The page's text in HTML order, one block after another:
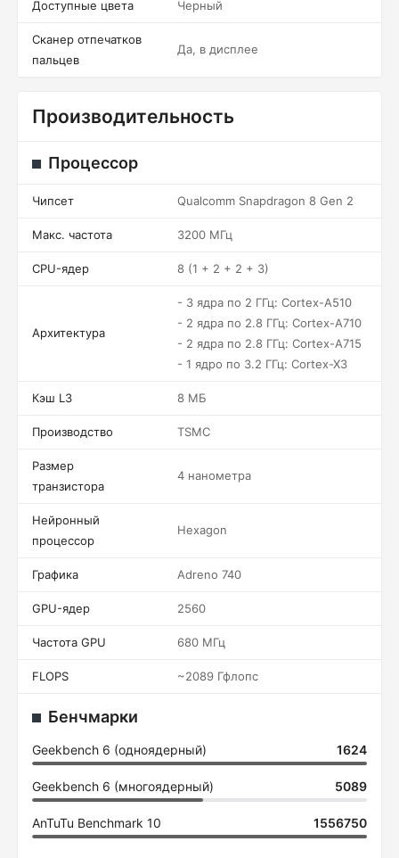
Доступные цвета Черный
Сканер отпечатков
пальцев
Да, в дисплее
Производительность
Процессор
Чипсет Qualcomm Snapdragon 8 Gen 2
Макс. частота 3200 МГц
CPU-ядер 8 (1 + 2 + 2 + 3)
Архитектура
- 3 ядра по 2 ГГц: Cortex-A510
- 2 ядра по 2.8 ГГц: Cortex-A710
- 2 ядра по 2.8 ГГц: Cortex-A715
- 1 ядро по 3.2 ГГц: Cortex-X3
Кэш L3 8 МБ
Производство TSMC
Размер
транзистора
4 нанометра
Нейронный
процессор
Hexagon
Графика Adreno 740
GPU-ядер 2560
Частота GPU 680 МГц
FLOPS ~2089 Гфлопс
Бенчмарки
Geekbench 6 (одноядерный) 1624
Geekbench 6 (многоядерный) 5089
AnTuTu Benchmark 10 1556750